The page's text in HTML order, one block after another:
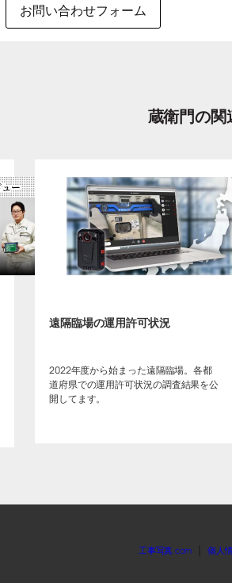
お問い合わせフォーム
蔵衛門の関
遠隔臨場の運用許可状況
2022年度から始まった遠隔臨場。各都
道府県での運用許可状況の調査結果を公
開してます。
工事写真.com 個人